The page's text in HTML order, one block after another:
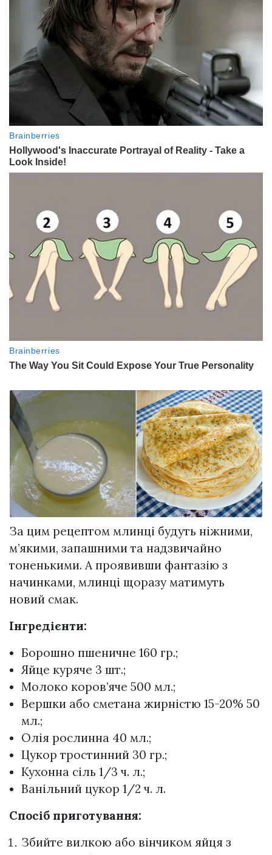
За цим рецептом млинці будуть ніжними,
м’якими, запашними та надзвичайно
тоненькими. А проявивши фантазію з
начинками, млинці щоразу матимуть
новий смак.
Інгредієнти:
Борошно пшеничне 160 гр.;
Яйце куряче 3 шт.;
Молоко коров’яче 500 мл.;
Вершки або сметана жирністю 15-20% 50
мл.;
Олія рослинна 40 мл.;
Цукор тростинний 30 гр.;
Кухонна сіль 1/3 ч. л.;
Ванільний цукор 1/2 ч. л.
Спосіб приготування:
Збийте вилкою або вінчиком яйця з